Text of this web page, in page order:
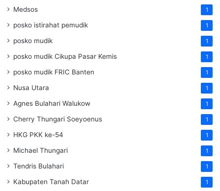
Medsos 1
posko istirahat pemudik 1
posko mudik 1
posko mudik Cikupa Pasar Kemis 1
posko mudik FRIC Banten 1
Nusa Utara 1
Agnes Bulahari Walukow 1
Cherry Thungari Soeyoenus 1
HKG PKK ke-54 1
Michael Thungari 1
Tendris Bulahari 1
Kabupaten Tanah Datar 1